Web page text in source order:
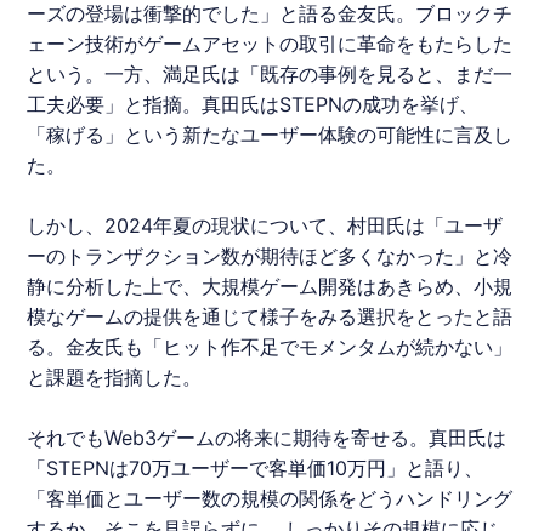
ーズの登場は衝撃的でした」と語る金友氏。ブロックチ
ェーン技術がゲームアセットの取引に革命をもたらした
という。一方、満足氏は「既存の事例を見ると、まだ一
工夫必要」と指摘。真田氏はSTEPNの成功を挙げ、
「稼げる」という新たなユーザー体験の可能性に言及し
た。
しかし、2024年夏の現状について、村田氏は「ユーザ
ーのトランザクション数が期待ほど多くなかった」と冷
静に分析した上で、大規模ゲーム開発はあきらめ、小規
模なゲームの提供を通じて様子をみる選択をとったと語
る。金友氏も「ヒット作不足でモメンタムが続かない」
と課題を指摘した。
それでもWeb3ゲームの将来に期待を寄せる。真田氏は
「STEPNは70万ユーザーで客単価10万円」と語り、
「客単価とユーザー数の規模の関係をどうハンドリング